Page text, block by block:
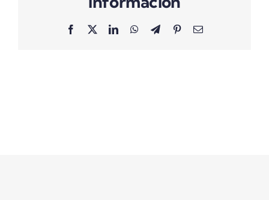
Facebook
X LinkedInWhatsAppTelegramPinterestCorreo